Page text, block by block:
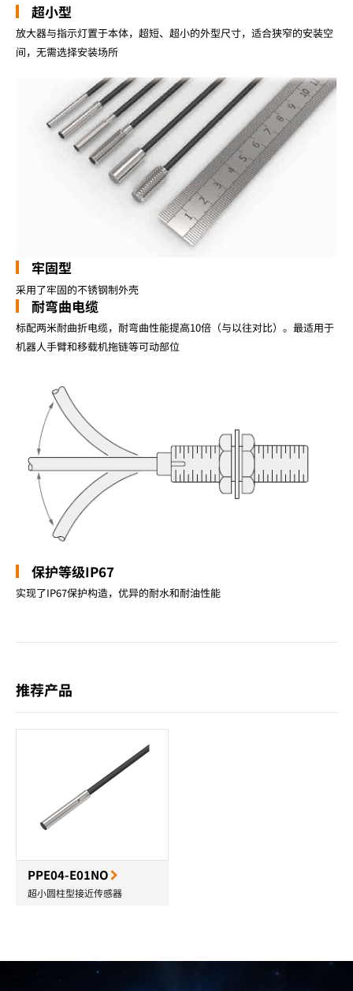
超小型
放大器与指示灯置于本体，超短、超小的外型尺寸，适合狭窄的安装空
间，无需选择安装场所
牢固型
采用了牢固的不锈钢制外壳
耐弯曲电缆
标配两米耐曲折电缆，耐弯曲性能提高10倍（与以往对比）。最适用于
机器人手臂和移载机拖链等可动部位
保护等级IP67
实现了IP67保护构造，优异的耐水和耐油性能
推荐产品
PPE04-E01NO
超小圆柱型接近传感器